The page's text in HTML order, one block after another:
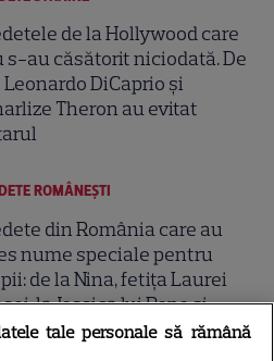
de la Hollywood care
s-au căsătorit niciodată. De
Leonardo DiCaprio și
Theron au evitat
ROMÂNEŞTI
din România care au
nume speciale pentru
de la Nina, fetița Laurei
la Jessica lui Pepe și
a Ginei Pistol
tale personale să rămână